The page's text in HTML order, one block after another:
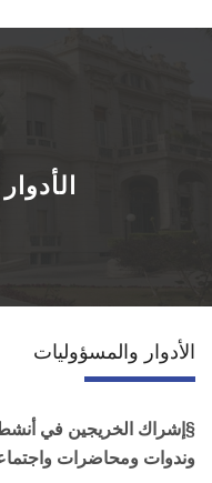
الأدوار والمسؤوليات
§ إشراك الخريجين في
وندوات ومحاضرات